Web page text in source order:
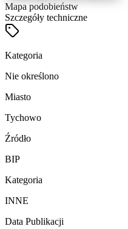
Mapa podobieństw
Szczegóły techniczne
Kategoria
Nie określono
Miasto
Tychowo
Źródło
BIP
Kategoria
INNE
Data Publikacji